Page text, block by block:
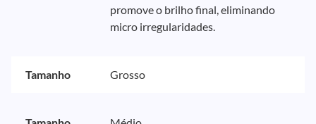
promove o brilho final, eliminando
micro irregularidades.
Tamanho Grosso